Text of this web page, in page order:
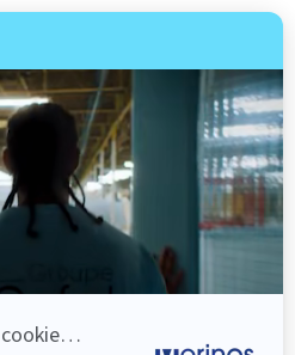
;
dormir.
le sommeil plus facilement.
POUR LE DÉVELOPPEMENT DE
ou ranger un peu, la sieste